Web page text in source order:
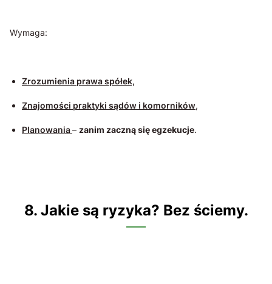
Wymaga:
Zrozumienia prawa spółek,
Znajomości praktyki sądów i komorników,
Planowania– zanim zaczną się egzekucje.
8. Jakie są ryzyka? Bez ściemy.